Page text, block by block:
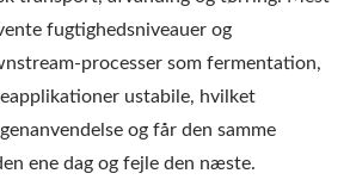
fugtighedsniveauer og
processer som fermentation,
ustabile, hvilket
og får den samme
ene dag og fejle den næste.